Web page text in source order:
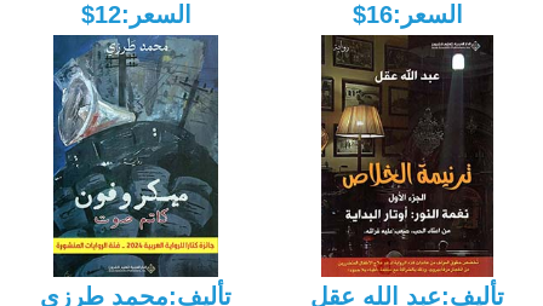
السعر:16$
السعر:12$
تأليف:عبد الله عقل
تأليف:محمد طرزي